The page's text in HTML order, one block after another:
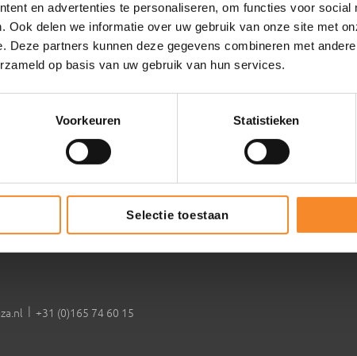
en advertenties te personaliseren, om functies voor social
Ook delen we informatie over uw gebruik van onze site met
Deze partners kunnen deze gegevens combineren met
op basis van uw gebruik van hun services.
Voorkeuren Statistieken
Selectie toestaan
evenementen
Commerciële slagkracht
Leiderschapsontwikkeling
Coaching & groei
Gedragsprofielen en
| +31 (0)165 74 60 15